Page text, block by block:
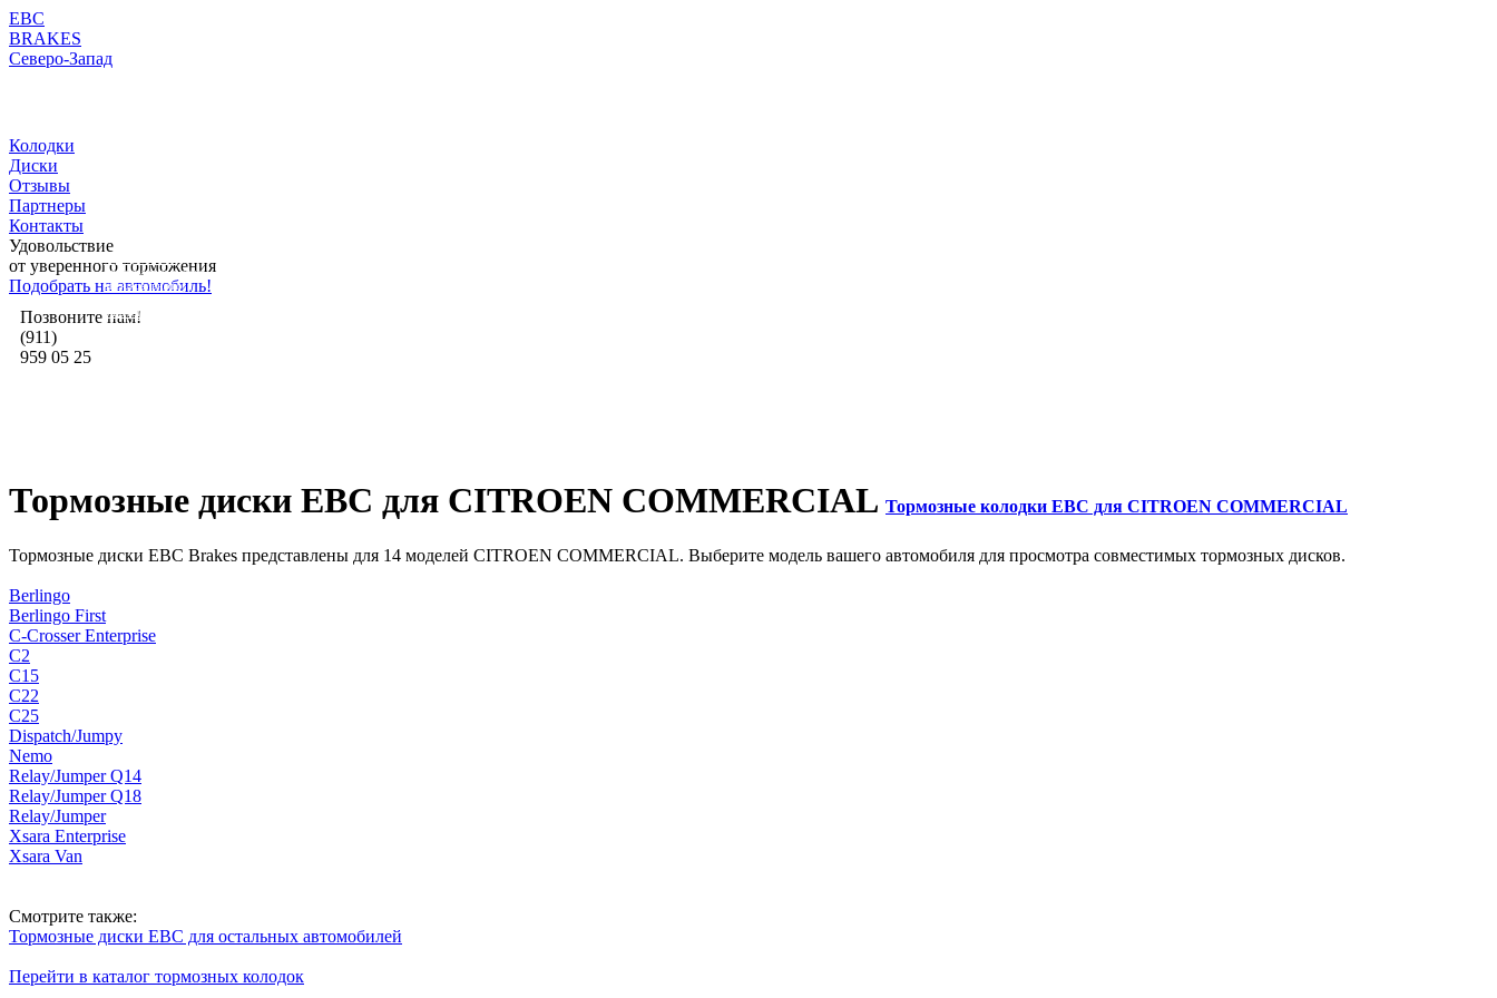
EBC
BRAKES
Северо-Запад
представительство
эксклюзивного
дистрибьютора
в России
Колодки
Диски
Отзывы
Партнеры
Контакты
Удовольствие
от уверенного торможения
Подобрать на автомобиль!
Позвоните нам!
(911)
959 05 25
Тормозные диски EBC для CITROEN COMMERCIAL Тормозные колодки EBC для CITROEN COMMERCIAL
Тормозные диски EBC Brakes представлены для 14 моделей CITROEN COMMERCIAL. Выберите модель вашего автомобиля для просмотра совместимых тормозных дисков.
Berlingo
Berlingo First
C-Crosser Enterprise
C2
C15
C22
C25
Dispatch/Jumpy
Nemo
Relay/Jumper Q14
Relay/Jumper Q18
Relay/Jumper
Xsara Enterprise
Xsara Van
Смотрите также:
Тормозные диски EBC для остальных автомобилей
Перейти в каталог тормозных колодок